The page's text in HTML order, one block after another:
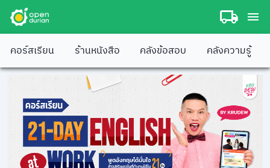
คอร์สเรียน ร้านหนังสือ คลังข้อสอบ คลังความรู้